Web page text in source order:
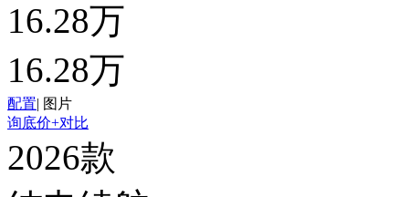
16.28万
16.28万
配置| 图片
询底价+对比
2026款